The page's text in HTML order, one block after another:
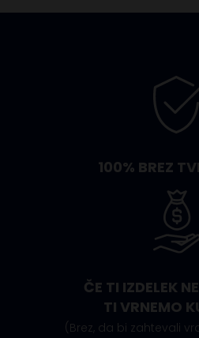
100% BREZ
ČE TI IZDELEK
TI VRNEMO
(Brez, da bi zahtevali